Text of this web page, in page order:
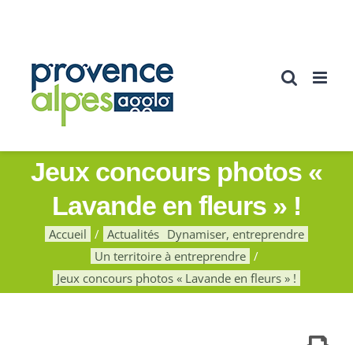
Jeux concours photos «
Lavande en fleurs » !
Accueil Actualités Dynamiser, entreprendre
Un territoire à entreprendre
Jeux concours photos « Lavande en fleurs » !